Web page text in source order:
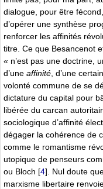
dialogue, pour être
d’opérer une synthèse
renforcer les affinités
titre. Ce que Besancenot
« n’est pas une doctrine,
d’une affinité , d’une
volonté commune de se
dictature du capital pour
libérée du carcan
sociologique d’affinité
dégager la cohérence de
comme le romantisme
utopique de penseurs
ou Bloch [4] . Nul doute
marxisme libertaire